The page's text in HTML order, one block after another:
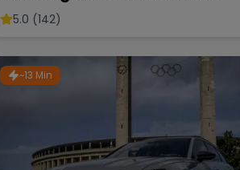
Lambo SUV Sportwagen
5.0 (142)
~13 Min